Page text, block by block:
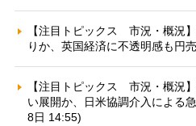
【注目トピックス 市況・概況
りか、英国経済に不透明感も円
【注目トピックス 市況・概況
い展開か、日米協調介入による
8日 14:55)